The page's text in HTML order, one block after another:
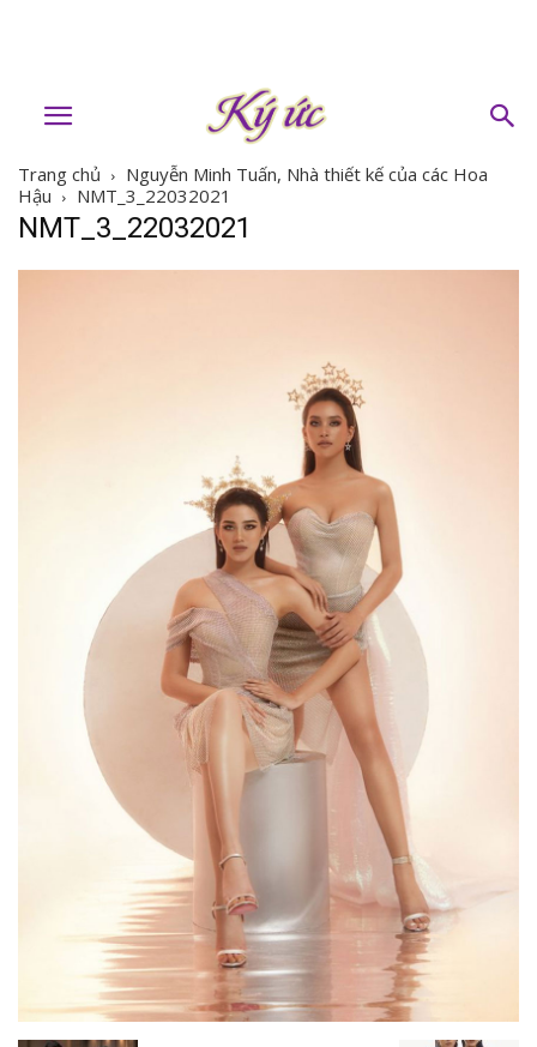
Trang chủ
Nguyễn Minh Tuấn, Nhà thiết kế của các Hoa
Hậu
NMT_3_22032021
NMT_3_22032021